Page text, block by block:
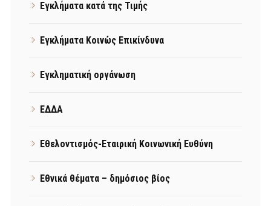
Εγκλήματα κατά της Τιμής
Εγκλήματα Κοινώς Επικίνδυνα
Εγκληματική οργάνωση
ΕΔΔΑ
Εθελοντισμός-Εταιρική Κοινωνική Ευθύνη
Εθνικά θέματα – δημόσιος βίος